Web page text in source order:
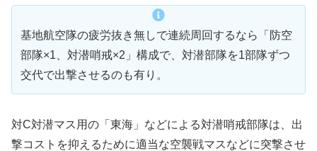
基地航空隊の疲労抜き無しで連続周回するなら「防空
部隊×1、対潜哨戒×2」構成で、対潜部隊を1部隊ずつ
交代で出撃させるのも有り。
対C対潜マス用の「東海」などによる対潜哨戒部隊は、出
撃コストを抑えるために適当な空襲戦マスなどに突撃させ